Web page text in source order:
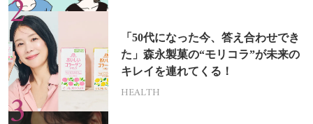
「50代になった今、答え合わせでき
た」森永製菓の“モリコラ”が未来の
キレイを連れてくる！
HEALTH